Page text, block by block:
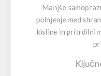
Manjše
polnjenje med
kisline in pritrdilni